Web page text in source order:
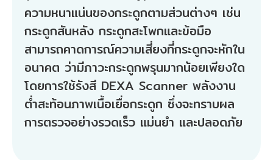
ความหนาแน่นของกระดูกตามส่วนต่างๆ เช่น
กระดูกสันหลัง กระดูกสะโพกและข้อมือ
สามารถคาดการณ์ความเสี่ยงที่กระดูกจะหักใน
อนาคต ว่ามีภาวะกระดูกพรุนมากน้อยเพียงใด
โดยการใช้รังสี DEXA Scanner พลังงาน
ต่ำสะท้อนภาพเนื้อเยื่อกระดูก ซึ่งจะทราบผล
การตรวจอย่างรวดเร็ว แม่นยำ และปลอดภัย